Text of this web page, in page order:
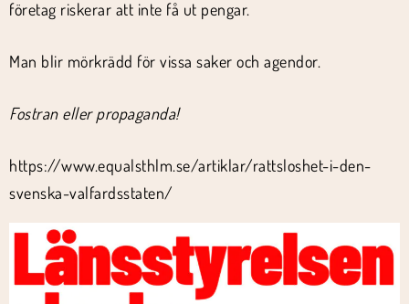
företag riskerar att inte få ut pengar.
Man blir mörkrädd för vissa saker och agendor.
Fostran eller propaganda!
https://www.equalsthlm.se/artiklar/rattsloshet-i-den-
svenska-valfardsstaten/